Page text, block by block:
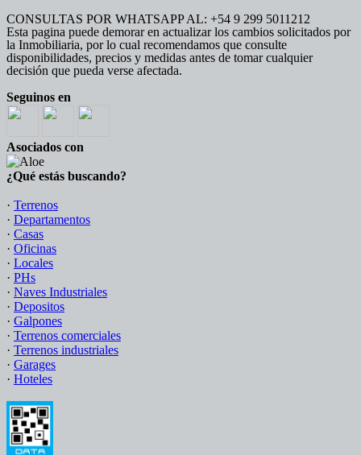
CONSULTAS POR WHATSAPP AL: +54 9 299 5011212
Esta pagina puede demorar en actualizar los cambios solicitados por
la Inmobiliaria, por lo cual recomendamos que consulte
disponibilidades, precios y medidas antes de tomar cualquier
decisión que pueda verse afectada.
Seguinos en
Asociados con
¿Qué estás buscando?
· Terrenos
· Departamentos
· Casas
· Oficinas
· Locales
· PHs
· Naves Industriales
· Depositos
· Galpones
· Terrenos comerciales
· Terrenos industriales
· Garages
· Hoteles